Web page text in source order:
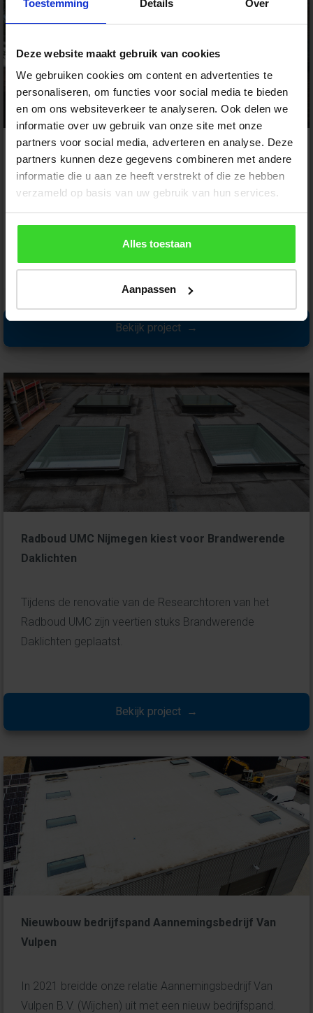
Toestemming Details Over
Deze website maakt gebruik van cookies
We gebruiken cookies om content en advertenties te
personaliseren, om functies voor social media te bieden
en om ons websiteverkeer te analyseren. Ook delen we
informatie over uw gebruik van onze site met onze
partners voor social media, adverteren en analyse. Deze
partners kunnen deze gegevens combineren met andere
informatie die u aan ze heeft verstrekt of die ze hebben
verzameld op basis van uw gebruik van hun services.
Alles toestaan
Aanpassen
Renovatie jaren '30 woning
Mooie renovatie van een jaren '30 woning in
Bekijk project →
Radboud UMC Nijmegen kiest voor Brandwerende
Daklichten
Tijdens de renovatie van de Researchtoren van het
Radboud UMC zijn veertien stuks Brandwerende
Daklichten geplaatst.
Bekijk project →
Nieuwbouw bedrijfspand Aannemingsbedrijf Van
Vulpen
In 2021 breidde onze relatie Aannemingsbedrijf Van
Vulpen B.V. (Wijchen) uit met een nieuw bedrijfspand.